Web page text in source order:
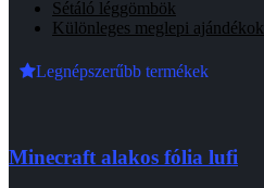
Sétáló léggömbök
Különleges meglepi ajándékok
Legnépszerűbb termékek
Minecraft alakos fólia lufi